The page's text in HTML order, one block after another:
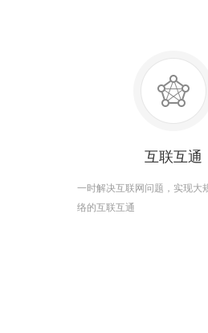
互联互通
一时解决互联网问题，实现大
络的互联互通